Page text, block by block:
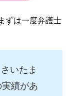
ずは一度弁護士
いたま
績があ